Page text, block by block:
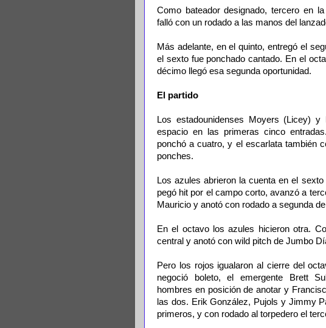
Como bateador designado, tercero en
falló con un rodado a las manos del
Más adelante, en el quinto, entregó el
el sexto fue ponchado cantado. En el
décimo llegó esa segunda oportunidad.
El partido
Los estadounidenses Moyers (Licey)
espacio en las primeras cinco
ponchó a cuatro, y el escarlata también
ponches.
Los azules abrieron la cuenta en el
pegó hit por el campo corto, avanzó a
Mauricio y anotó con rodado a segunda
En el octavo los azules hicieron otra.
central y anotó con wild pitch de Jumbo
Pero los rojos igualaron al cierre del
negoció boleto, el emergente Brett
hombres en posición de anotar y
las dos. Erik González, Pujols y Jimmy
primeros, y con rodado al torpedero el